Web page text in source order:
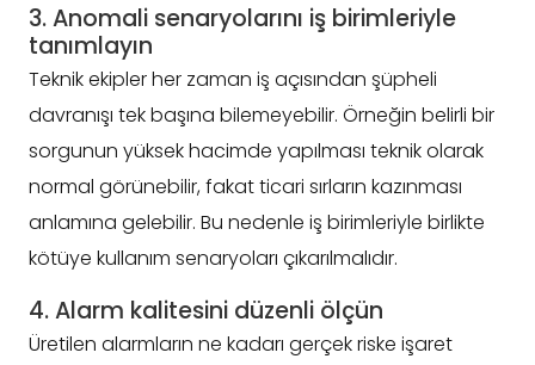
3. Anomali senaryolarını iş birimleriyle
tanımlayın
Teknik ekipler her zaman iş açısından şüpheli
davranışı tek başına bilemeyebilir. Örneğin belirli bir
sorgunun yüksek hacimde yapılması teknik olarak
normal görünebilir, fakat ticari sırların kazınması
anlamına gelebilir. Bu nedenle iş birimleriyle birlikte
kötüye kullanım senaryoları çıkarılmalıdır.
4. Alarm kalitesini düzenli ölçün
Üretilen alarmların ne kadarı gerçek riske işaret